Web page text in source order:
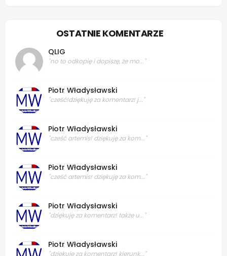
OSTATNIE KOMENTARZE
QLIG
"no to odkopię i dopiszę, że mo..."
Piotr Władysławski
"cześć!dziękuję za komentarz! j..."
Piotr Władysławski
"cześć artemis! dziękuję za kom..."
Piotr Władysławski
"cześć artemis! dziękuję za kom..."
Piotr Władysławski
"dziękuję za komentarz! także u..."
Piotr Władysławski
"dziękuję za komentarz! kierunk..."